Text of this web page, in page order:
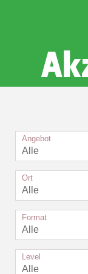
Sophia Care
Angebot
Alle
Ort
Alle
Format
Alle
Level
Alle